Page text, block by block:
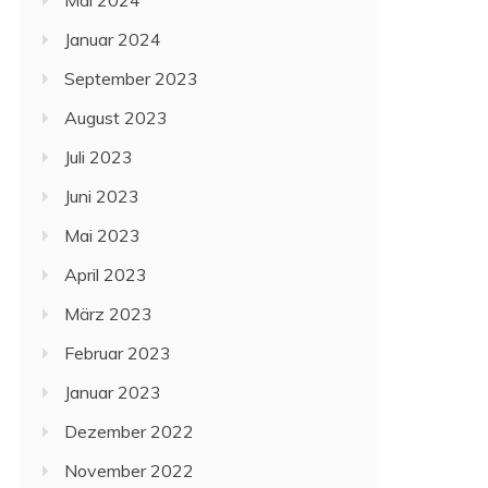
Januar 2024
September 2023
August 2023
Juli 2023
Juni 2023
Mai 2023
April 2023
März 2023
Februar 2023
Januar 2023
Dezember 2022
November 2022